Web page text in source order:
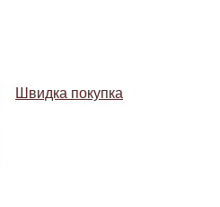
Швидка покупка